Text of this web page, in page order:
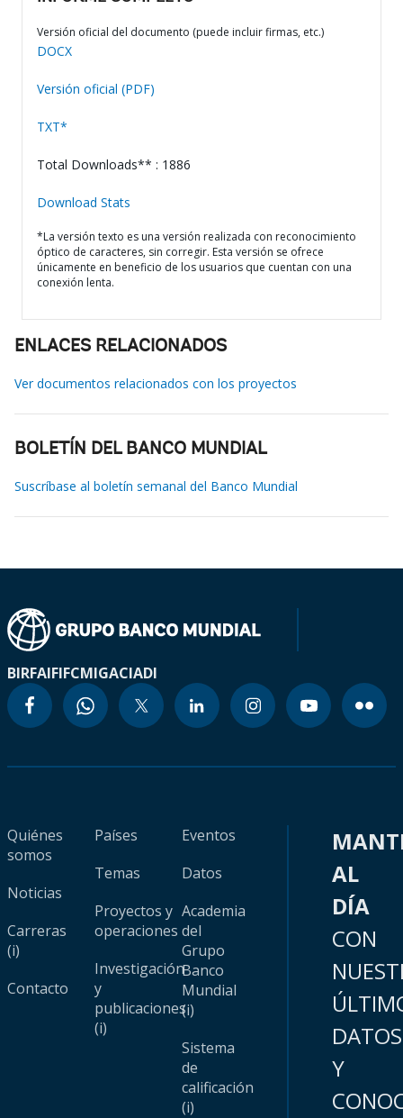
Versión oficial del documento (puede incluir firmas, etc.)
DOCX
Versión oficial (PDF)
TXT*
Total Downloads** : 1886
Download Stats
*La versión texto es una versión realizada con reconocimiento
óptico de caracteres, sin corregir. Esta versión se ofrece
únicamente en beneficio de los usuarios que cuentan con una
conexión lenta.
ENLACES RELACIONADOS
Ver documentos relacionados con los proyectos
BOLETÍN DEL BANCO MUNDIAL
Suscríbase al boletín semanal del Banco Mundial
BIRFAIFIFCMIGACIADI
Quiénes
somos
Noticias
Carreras
(i)
Contacto
Países
Temas
Proyectos y
operaciones
Investigación
y
publicaciones
(i)
Eventos
Datos
Academia
del
Grupo
Banco
Mundial
(i)
Sistema
de
calificación
(i)
AL
DÍA
CON
DATOS
Y